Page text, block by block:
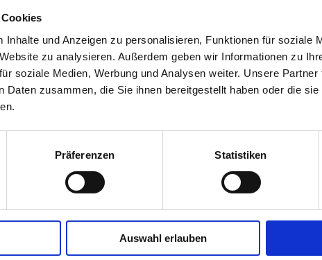
Inhalte und Anzeigen zu personalisieren, Funktionen für soziale
zu analysieren. Außerdem geben wir Informationen zu
soziale Medien, Werbung und Analysen weiter. Unsere
Daten zusammen, die Sie ihnen bereitgestellt haben oder die
Präferenzen Statistiken
Auswahl erlauben